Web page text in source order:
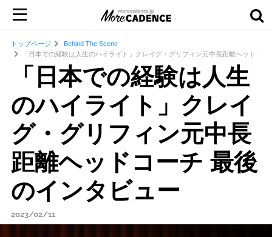
トップページ
Behind The Scene
「日本での経験は人生のハイライト」クレイグ・グリフィン元中長距離ヘッドコ
「日本での経験は人生
のハイライト」クレイ
グ・グリフィン元中長
距離ヘッドコーチ 最後
のインタビュー
2023/02/11